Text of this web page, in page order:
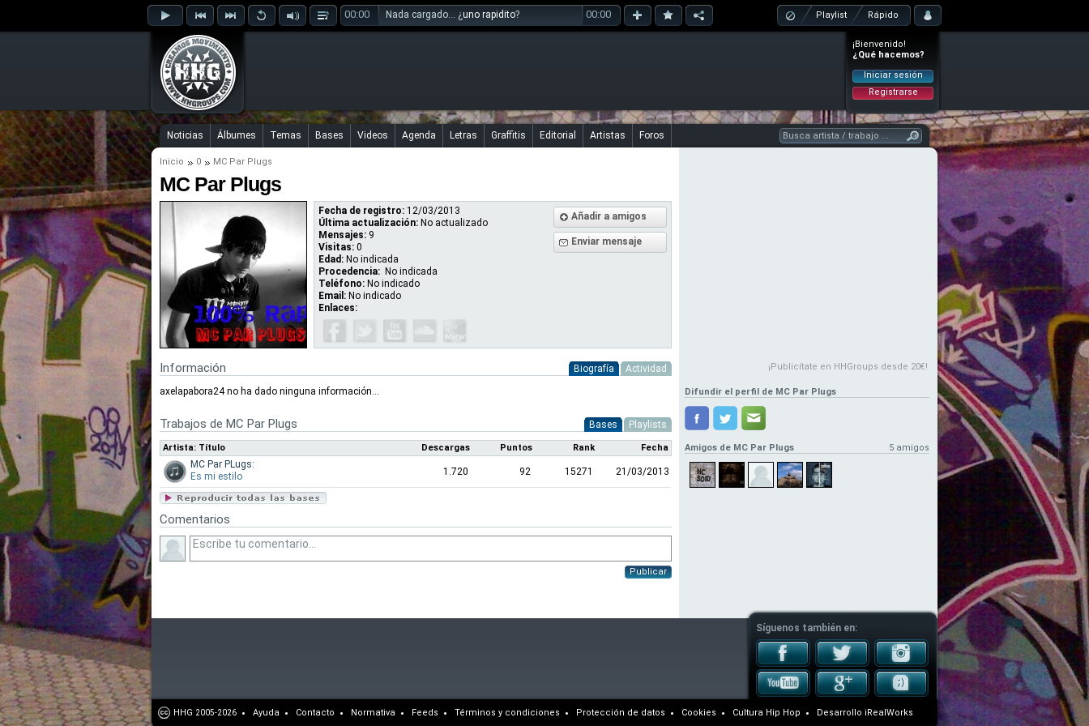
00:00 Nada cargado... ¿uno rapidito? 00:00 Playlist Rápido
¡Bienvenido!
¿Qué hacemos?
Iniciar sesión
Registrarse
Noticias Álbumes Temas Bases Videos Agenda Letras Graffitis Editorial Artistas Foros
Inicio 0 MC Par Plugs
MC Par Plugs
Añadir a amigos
Enviar mensaje
Fecha de registro: 12/03/2013
Última actualización: No actualizado
Mensajes: 9
Visitas: 0
Edad: No indicada
Procedencia: No indicada
Teléfono: No indicado
Email: No indicado
Enlaces:
Información Biografía
Actividad
axelapabora24 no ha dado ninguna información...
Trabajos de MC Par Plugs Bases Playlists
Artista: Título Descargas Puntos Rank Fecha
MC Par PLugs:
Es mi estilo
1.720 92 15271 21/03/2013
Comentarios
Publicar
¡Publicítate en HHGroups desde 20€!
Difundir el perfil de MC Par Plugs
Amigos de MC Par Plugs 5 amigos
Síguenos también en:
HHG 2005-2026 Ayuda Contacto Normativa Feeds Términos y condiciones Protección de datos Cookies Cultura Hip Hop Desarrollo iRealWorks